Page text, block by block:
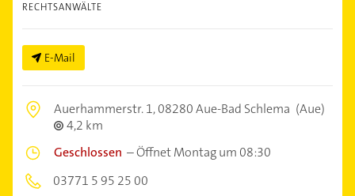
RECHTSANWÄLTE
E-Mail
Auerhammerstr. 1,08280 Aue-Bad Schlema (Aue)
4,2 km
Geschlossen –Öffnet Montag um 08:30
03771 5 95 25 00